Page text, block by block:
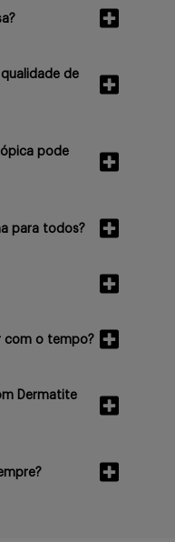
de
pode
para todos?
com o tempo?
Dermatite